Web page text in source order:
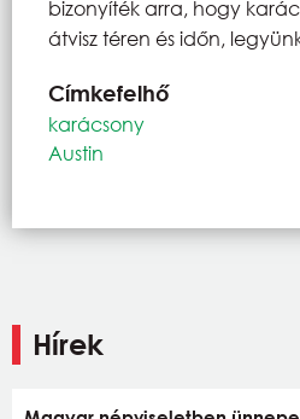
bizonyíték arra, hogy
átvisz téren és időn,
Címkefelhő
karácsony
Austin
Hírek